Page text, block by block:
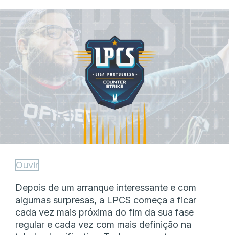
Ouvir
Depois de um arranque interessante e com
algumas surpresas, a LPCS começa a ficar
cada vez mais próxima do fim da sua fase
regular e cada vez com mais definição na